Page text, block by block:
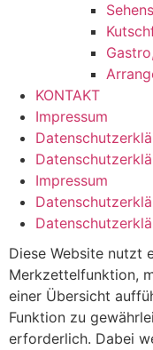
KONTAKT
Impressum
Impressum
Diese Website nutzt
Merkzettelfunktion,
einer Übersicht
Funktion zu
erforderlich. Dabei